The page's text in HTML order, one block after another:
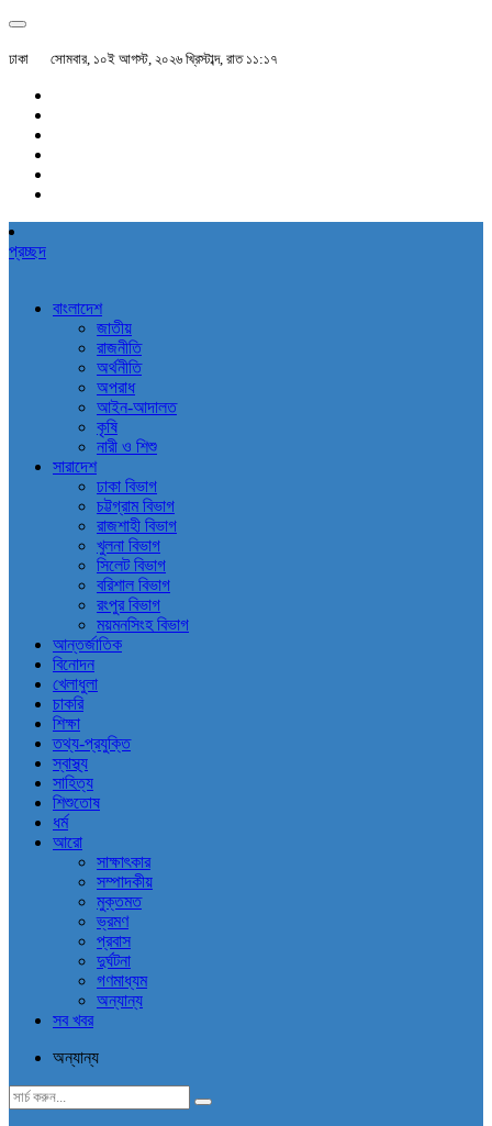
ঢাকা সোমবার, ১০ই আগস্ট, ২০২৬ খ্রিস্টাব্দ, রাত ১১:১৭
প্রচ্ছদ
বাংলাদেশ
জাতীয়
রাজনীতি
অর্থনীতি
অপরাধ
আইন-আদালত
কৃষি
নারী ও শিশু
সারাদেশ
ঢাকা বিভাগ
চট্টগ্রাম বিভাগ
রাজশাহী বিভাগ
খুলনা বিভাগ
সিলেট বিভাগ
বরিশাল বিভাগ
রংপুর বিভাগ
ময়মনসিংহ বিভাগ
আন্তর্জাতিক
বিনোদন
খেলাধুলা
চাকরি
শিক্ষা
তথ্য-প্রযুক্তি
স্বাস্থ্য
সাহিত্য
শিশুতোষ
ধর্ম
আরো
সাক্ষাৎকার
সম্পাদকীয়
মুক্তমত
ভ্রমণ
প্রবাস
দুর্ঘটনা
গণমাধ্যম
অন্যান্য
সব খবর
অন্যান্য